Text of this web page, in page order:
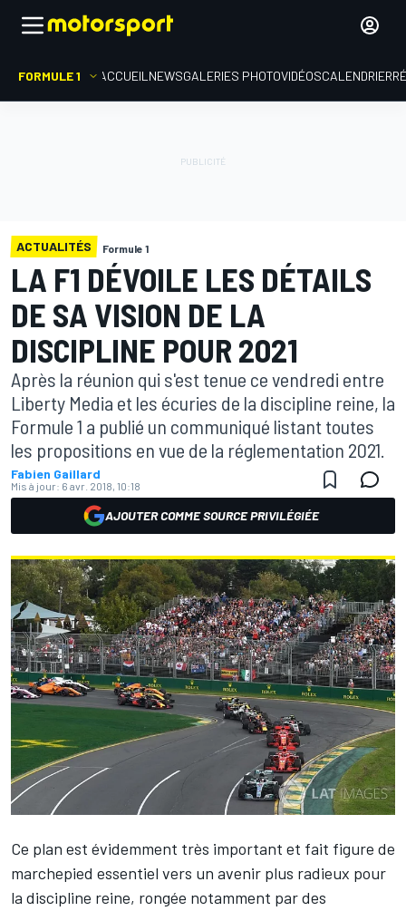
FORMULE 1 ACCUEIL NEWSGALERIES PHOTOVIDÉOSCALENDRIER
ACTUALITÉS Formule 1
LA F1 DÉVOILE LES DÉTAILS
DE SA VISION DE LA
DISCIPLINE POUR 2021
Après la réunion qui s'est tenue ce vendredi entre
Liberty Media et les écuries de la discipline reine, la
Formule 1 a publié un communiqué listant toutes
les propositions en vue de la réglementation 2021.
Fabien Gaillard
Mis à jour: 6 avr. 2018, 10:18
AJOUTER COMME SOURCE PRIVILÉGIÉE
Ce plan est évidemment très important et fait figure de
marchepied essentiel vers un avenir plus radieux pour
la discipline reine, rongée notamment par des